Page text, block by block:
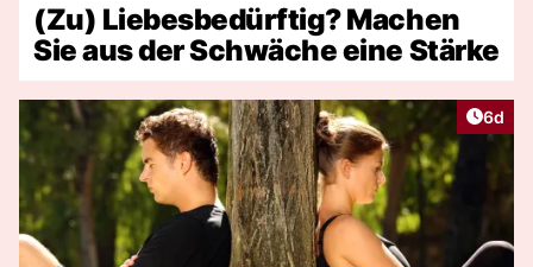
(Zu) Liebesbedürftig? Machen
Sie aus der Schwäche eine Stärke
6d